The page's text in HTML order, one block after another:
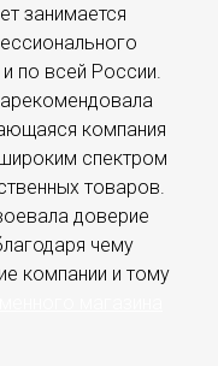
занимается
и по всей России.
компания
спектром
товаров.
доверие
чему
компании и тому